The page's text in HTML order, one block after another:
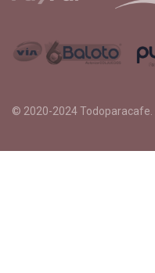
© 2020-2024Todoparacafe